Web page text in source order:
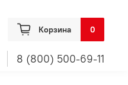
Корзина 0
8 (800) 500-69-11